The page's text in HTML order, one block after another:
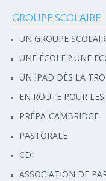
Navigation
GROUPE SCOLAIRE
UN GROUPE
UNE ÉCOLE ? UNE
UN IPAD DÈS LA
EN ROUTE POUR
PRÉPA-CAMBRIDGE
PASTORALE
CDI
ASSOCIATION DE